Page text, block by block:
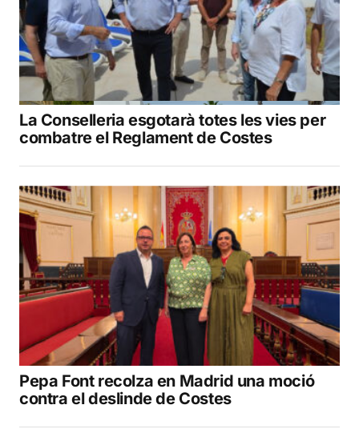
La Conselleria esgotarà totes les vies per
combatre el Reglament de Costes
Pepa Font recolza en Madrid una moció
contra el deslinde de Costes